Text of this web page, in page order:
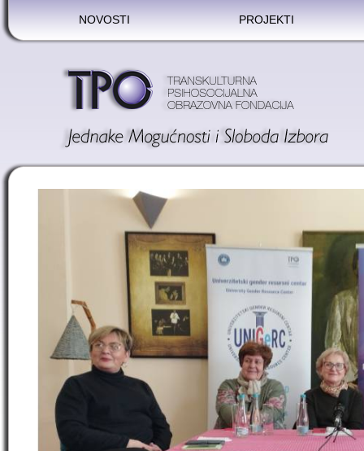
NOVOSTI PROJEKTI